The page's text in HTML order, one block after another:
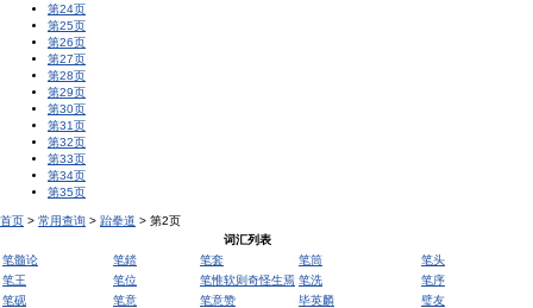
第24页
第25页
第26页
第27页
第28页
第29页
第30页
第31页
第32页
第33页
第34页
第35页
首页 > 常用查询 > 跆拳道 > 第2页
词汇列表
笔髓论
笔錔 笔套 笔筒
笔头
笔王
笔位 笔惟软则奇怪生焉 笔洗
笔序
笔砚
笔意 笔意赞 毕英麟
璧友